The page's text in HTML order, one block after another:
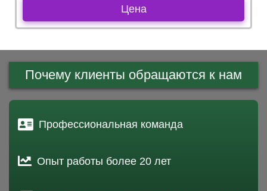
Цена
Почему клиенты обращаются к нам
Профессиональная команда
Опыт работы более 20 лет